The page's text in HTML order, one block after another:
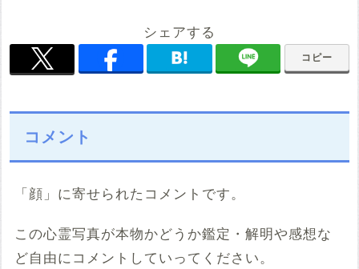
シェアする
コピー
コメント
「顔」に寄せられたコメントです。
この心霊写真が本物かどうか鑑定・解明や感想な
ど自由にコメントしていってください。